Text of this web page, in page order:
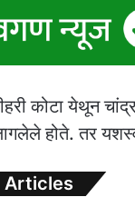
कोटा येथून
होते. तर
Articles